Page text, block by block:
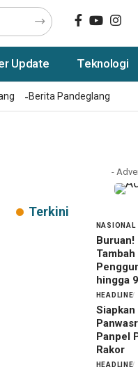
Update Teknologi
Berita Pandeglang
-
Terkini
NASIONAL
Buruan!
hingga
HEADLINE
Panpel
Rakor
HEADLINE